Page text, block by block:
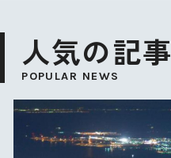
人気の記事
POPULAR NEWS